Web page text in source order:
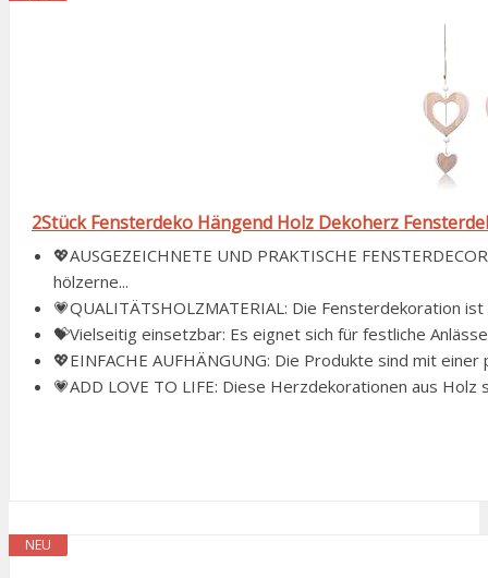
2Stück Fensterdeko Hängend Holz Dekoherz
💖AUSGEZEICHNETE UND PRAKTISCHE
hölzerne...
💗QUALITÄTSHOLZMATERIAL: Die Fensterdekoration
💝Vielseitig einsetzbar: Es eignet sich für festliche
💖EINFACHE AUFHÄNGUNG: Die Produkte sind mit
💗ADD LOVE TO LIFE: Diese Herzdekorationen aus Holz
NEU